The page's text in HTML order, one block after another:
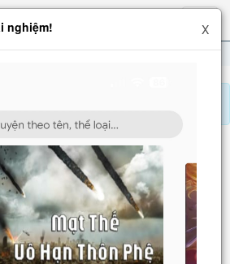
Hiện
menu
VÕ THÁNH
129: Tin đồn thất thiệt (1)
nghiệm! X